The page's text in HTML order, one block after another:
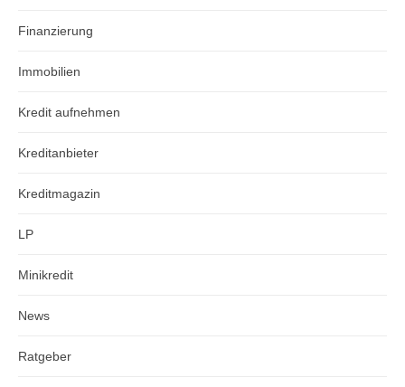
Finanzierung
Immobilien
Kredit aufnehmen
Kreditanbieter
Kreditmagazin
LP
Minikredit
News
Ratgeber